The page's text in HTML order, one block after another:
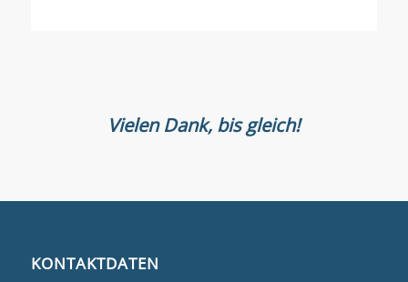
Vielen Dank, bis gleich!
KONTAKTDATEN